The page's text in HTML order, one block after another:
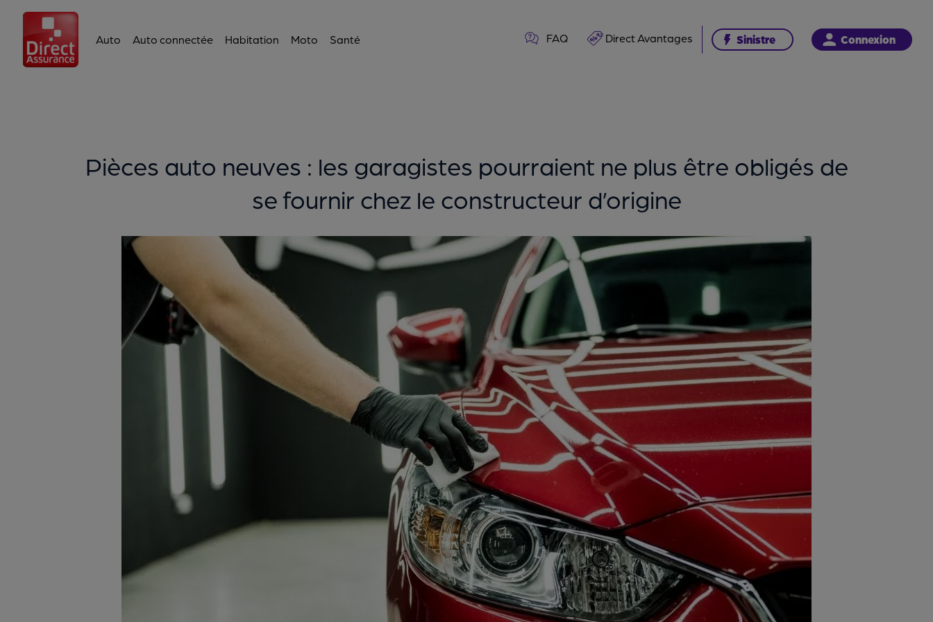
Auto Auto connectée Habitation Moto Santé FAQ Direct Avantages Sinistre Connexion
Pièces auto neuves : les garagistes pourraient ne plus être obligés de
se fournir chez le constructeur d’origine